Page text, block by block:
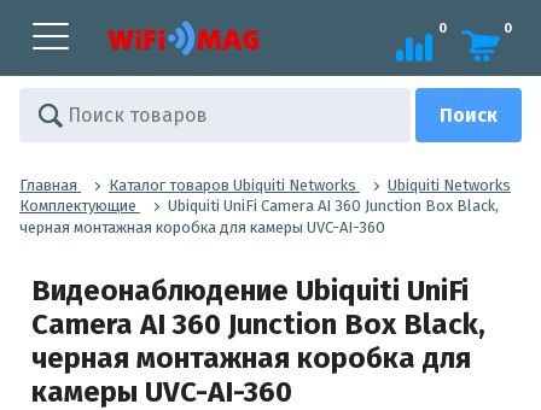
0 0
Главная Каталог товаров Ubiquiti Networks
Ubiquiti Networks
Комплектующие
Ubiquiti UniFi Camera AI 360 Junction Box Black,
черная монтажная коробка для камеры UVC-AI-360
Видеонаблюдение Ubiquiti UniFi
Camera AI 360 Junction Box Black,
черная монтажная коробка для
камеры UVC-AI-360